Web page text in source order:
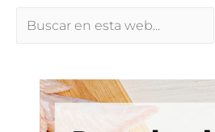
Buscar